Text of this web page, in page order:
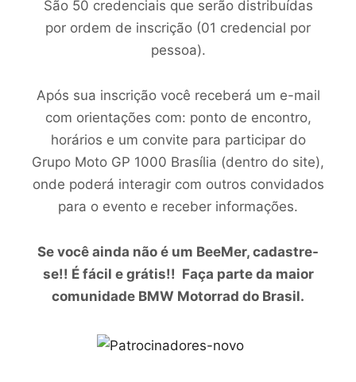
São 50 credenciais que serão distribuídas
por ordem de inscrição (01 credencial por
pessoa).
Após sua inscrição você receberá um e-mail
com orientações com: ponto de encontro,
horários e um convite para participar do
Grupo Moto GP 1000 Brasília (dentro do site),
onde poderá interagir com outros convidados
para o evento e receber informações.
Se você ainda não é um BeeMer, cadastre-
se!! É fácil e grátis!! Faça parte da maior
comunidade BMW Motorrad do Brasil.